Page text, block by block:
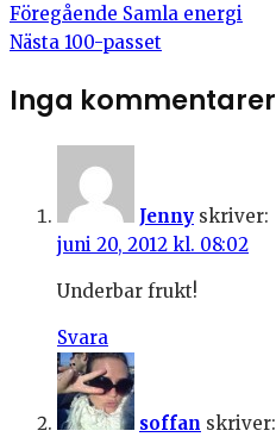
Föregående Samla energi
Nästa 100-passet
Inga kommentarer
Jenny skriver:
juni 20, 2012 kl. 08:02
Underbar frukt!
Svara
soffan skriver: